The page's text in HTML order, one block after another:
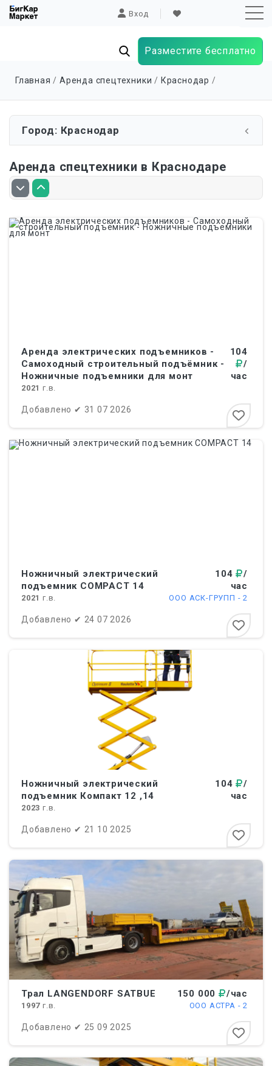
Вход
Разместите бесплатно
Главная /Аренда спецтехники / Краснодар /
Город: Краснодар
Аренда спецтехники в Краснодаре
Аренда электрических подъемников -
Самоходный строительный подъёмник -
Ножничные подъемники для монт
104
/
час
2021 г.в.
Добавлено ✔ 31 07 2026
Ножничный электрический
подъемник СOMPACT 14
104
/
час
2021 г.в. ООО АСК-ГРУПП - 2
Добавлено ✔ 24 07 2026
Ножничный электрический
подъемник Компакт 12 ,14
104
/
час
2023 г.в.
Добавлено ✔ 21 10 2025
Трал LANGENDORF SATBUE 150 000 /час
1997 г.в. ООО АСТРА - 2
Добавлено ✔ 25 09 2025